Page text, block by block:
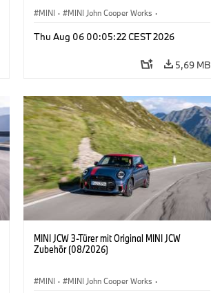
MINI · MINI John Cooper Works ·
Sonderausstattungen, Zubehör
Thu Aug 06 00:05:22 CEST 2026
5,69 MB
MINI JCW 3-Türer mit Original MINI JCW
Zubehör (08/2026)
MINI · MINI John Cooper Works ·